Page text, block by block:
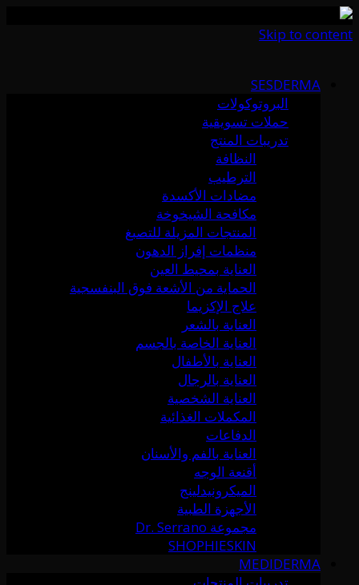
Skip to content
SESDERMA
البروتوكولات
حملات تسويقية
تدريبات المنتج
النظافة
الترطيب
مضادات الأكسدة
مكافحة الشيخوخة
المنتجات المزيلة للتصبغ
منظمات إفراز الدهون
العناية بمحيط العين
الحماية من الأشعة فوق البنفسجية
علاج الإكزيما
العناية بالشعر
العناية الخاصة بالجسم
العناية بالأطفال
العناية بالرجال
العناية الشخصية
المكملات الغذائية
الدفاعات
العناية بالفم والأسنان
أقنعة الوجه
الميكرونيدلينج
الأجهزة الطبية
مجموعة Dr. Serrano
SHOPHIESKIN
MEDIDERMA